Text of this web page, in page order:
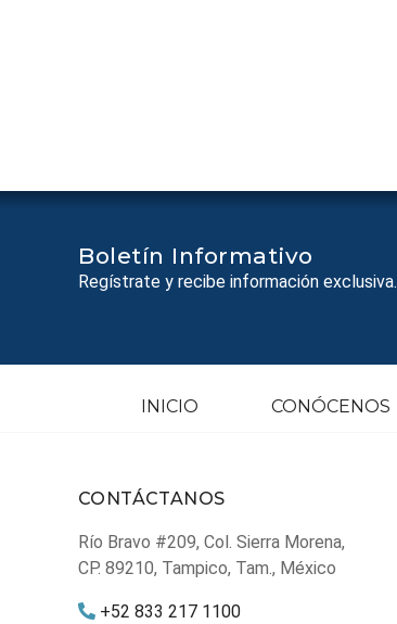
Boletín Informativo
Regístrate y recibe información exclusiva.
INICIO CONÓCENOS
CONTÁCTANOS
Río Bravo #209, Col. Sierra Morena,
CP. 89210, Tampico, Tam., México
+52 833 217 1100